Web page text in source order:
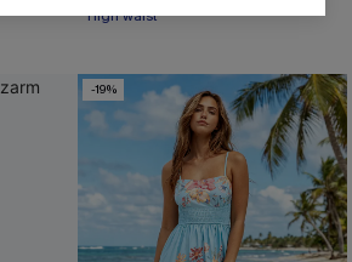
High waist
-19%